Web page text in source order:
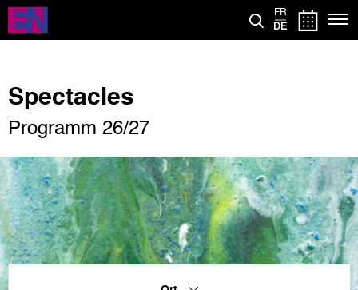
Direkt
zum
Inhalt
FR
DE
Spectacles
Programm 26/27